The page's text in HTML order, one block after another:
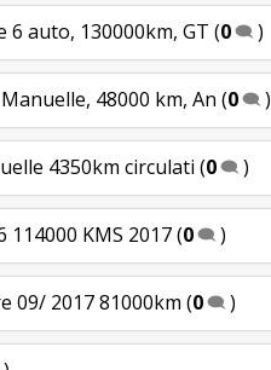
6 auto, 130000km, GT (0 )
48000 km, An (0 )
4350km circulati (0 )
114000 KMS 2017(0 )
09/ 2017 81000km (0 )